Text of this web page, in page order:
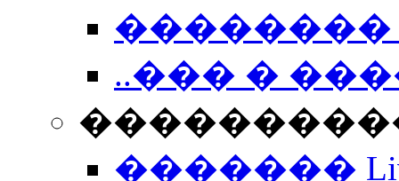
��������
..��� �
����������
�������